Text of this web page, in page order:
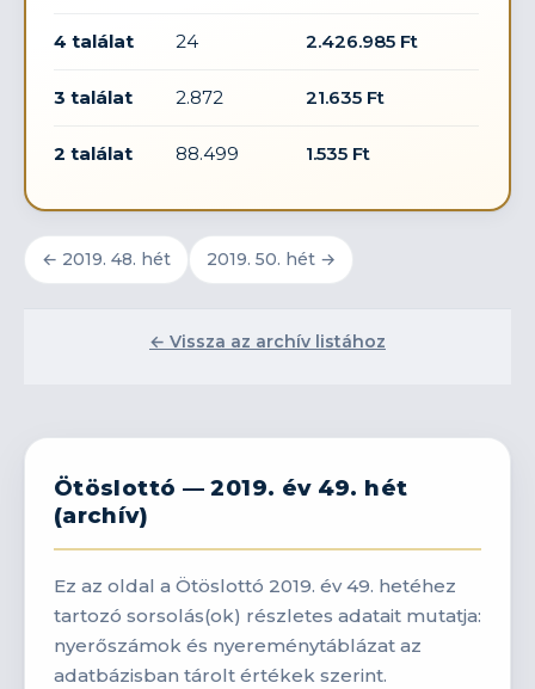
4 találat 24 2.426.985 Ft
3 találat 2.872 21.635 Ft
2 találat 88.499 1.535 Ft
← 2019. 48. hét 2019. 50. hét →
← Vissza az archív listához
Ötöslottó — 2019. év 49. hét
(archív)
Ez az oldal a Ötöslottó 2019. év 49. hetéhez
tartozó sorsolás(ok) részletes adatait mutatja:
nyerőszámok és nyereménytáblázat az
adatbázisban tárolt értékek szerint.